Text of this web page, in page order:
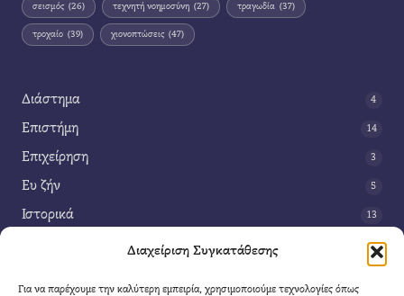
Διαχείριση Συγκατάθεσης
Για να παρέχουμε την καλύτερη εμπειρία, χρησιμοποιούμε τεχνολογίες όπως
σεισμός (26) τεχνητή νοημοσύνη (27) τραγωδία (37)
τροχαίο (39) χιονοπτώσεις (47)
Διάστημα 4
Επιστήμη 14
Επιχείρηση 3
Ευ ζήν 5
Ιστορικά 13
42